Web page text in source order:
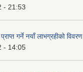
- 21:53
गर्ने नयाँ लाभग्रहीको विवरण
- 14:05